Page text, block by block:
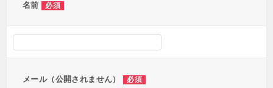
名前 必須
メール（公開されません） 必須